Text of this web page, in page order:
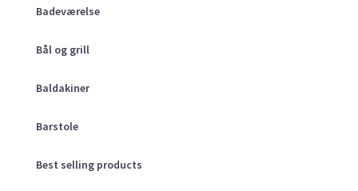
Badeværelse
Bål og grill
Baldakiner
Barstole
Best selling products